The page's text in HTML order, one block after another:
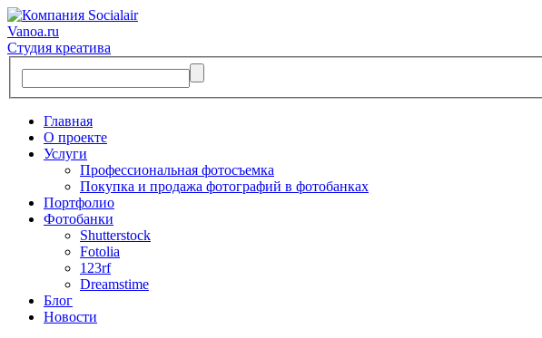
Vanoa.ru
Студия креатива
Главная
О проекте
Услуги
Профессиональная фотосъемка
Покупка и продажа фотографий в фотобанках
Портфолио
Фотобанки
Shutterstock
Fotolia
123rf
Dreamstime
Блог
Новости